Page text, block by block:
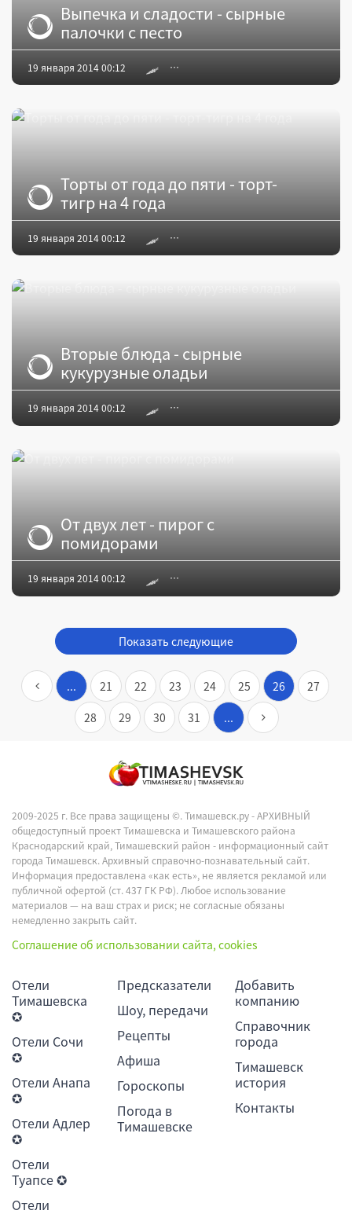
Выпечка и сладости - сырные
палочки с песто
19 января 2014 00:12
Торты от года до пяти - торт-
тигр на 4 года
19 января 2014 00:12
Вторые блюда - сырные
кукурузные оладьи
19 января 2014 00:12
От двух лет - пирог с
помидорами
19 января 2014 00:12
Показать следующие
... 21 22 23 24 25 26
27
28
29 30 31 ...
2009-2025 г. Все права защищены ©.Тимашевск.ру - АРХИВНЫЙ
общедоступный проект Тимашевска и Тимашевского района
Краснодарский край, Тимашевский район - информационный сайт
города Тимашевск. Архивный справочно-познавательный сайт.
Информация предоставлена «как есть», не является рекламой или
публичной офертой (ст. 437 ГК РФ). Любое использование
материалов — на ваш страх и риск; не согласные обязаны
немедленно закрыть сайт.
Соглашение об использовании сайта, cookies
Отели
Тимашевска
✪
Отели Сочи
✪
Отели Анапа
✪
Отели Адлер
✪
Отели
Туапсе ✪
Отели
Предсказатели
Шоу, передачи
Рецепты
Афиша
Гороскопы
Погода в
Тимашевске
Добавить
компанию
Справочник
города
Тимашевск
история
Контакты